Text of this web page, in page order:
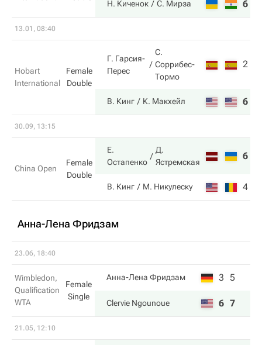
Н. Киченок С. Мирза 6
13.01, 08:40
Hobart
International
Female
Double
Г. Гарсия-
Перес
С.
Соррибес-
Тормо
2
В. Кинг К. Макхейл 6
30.09, 13:15
China Open
Female
Double
Е.
Остапенко
Д.
Ястремская
6
В. Кинг М. Никулеску 4
Анна-Лена Фридзам
23.06, 18:40
Wimbledon,
Qualification
WTA
Female
Single
Анна-Лена Фридзам 3 5
Clervie Ngounoue 6 7
21.05, 12:10